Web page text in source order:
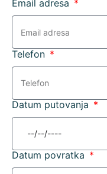
Email adresa
Telefon
Datum putovanja
Datum povratka